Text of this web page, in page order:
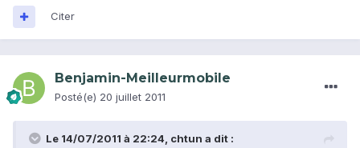
Citer
Benjamin-Meilleurmobile
Posté(e) 20 juillet 2011
Le 14/07/2011 à 22:24, chtun a dit :